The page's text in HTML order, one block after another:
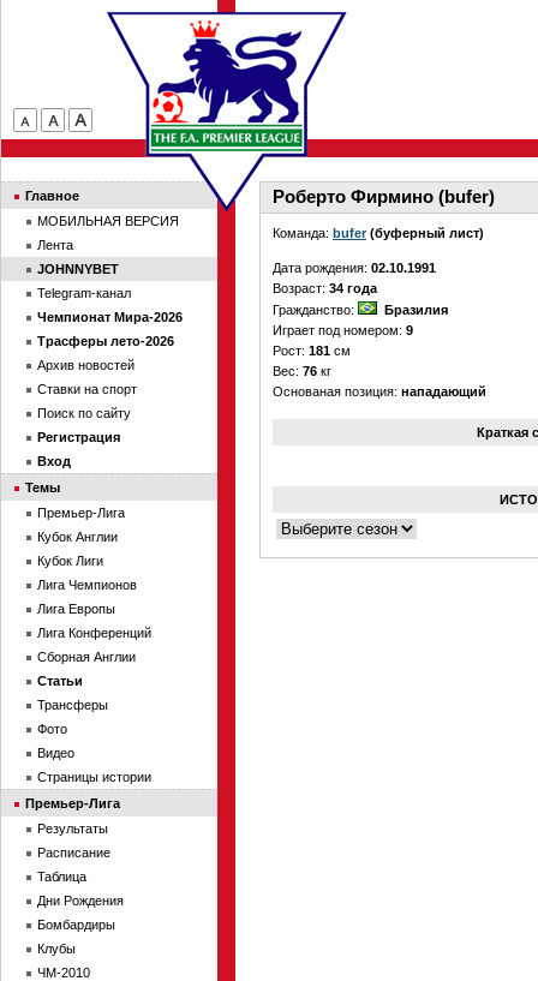
Роберто Фирмино (bufer)
Команда: bufer(буферный лист)
Дата рождения: 02.10.1991
Возраст: 34 года
Гражданство:
Бразилия
Играет под номером: 9
Рост: 181 см
Вес: 76 кг
Основаная позиция: нападающий
Краткая
Главное
МОБИЛЬНАЯ ВЕРСИЯ
Лента
JOHNNYBET
Telegram-канал
Чемпионат Мира-2026
Трасферы лето-2026
Архив новостей
Ставки на спорт
Поиск по сайту
Регистрация
Вход
Темы
Премьер-Лига
Кубок Англии
Кубок Лиги
Лига Чемпионов
Лига Европы
Лига Конференций
Сборная Англии
Статьи
Трансферы
Фото
Видео
Страницы истории
Премьер-Лига
Результаты
Расписание
Таблица
Дни Рождения
Бомбардиры
Клубы
ЧМ-2010